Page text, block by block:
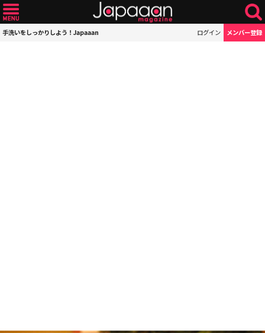
手洗いをしっかりしよう！Japaaan ログイン メンバー登録